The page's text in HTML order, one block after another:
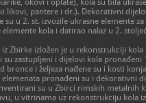
okovi i oplate), kola su bila
likovi, pantere i dr.). Dekorativni
su u 2. st. izvozile ukrasne elemente
elemente kola i datirao nalaz u 2.
iz Zbirke izložen je u rekonstrukciji
su zastupljeni i dijelovi kola
bronce i željeza nađene su i kosti
pronađeni su i dekorativni
su u Zbirci rimskih metalnih
u vitrinama uz rekonstrukciju kola